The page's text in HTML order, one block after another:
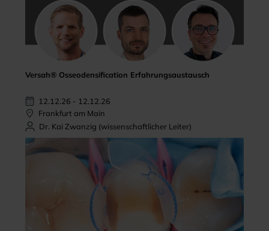
Versah® Osseodensification Erfahrungsaustausch
12.12.26 - 12.12.26
Frankfurt am Main
Dr. Kai Zwanzig (wissenschaftlicher Leiter)